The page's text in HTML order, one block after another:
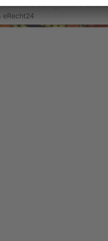
Consent Management Platform
eRecht24